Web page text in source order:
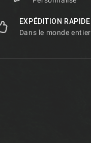
EXPÉDITION RAPIDE
Dans le monde entier